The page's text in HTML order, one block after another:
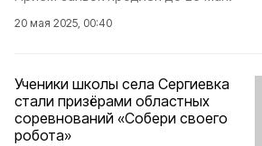
20 мая 2025, 00:40
Ученики школы села Сергиевка
стали призёрами областных
соревнований «Собери своего
робота»